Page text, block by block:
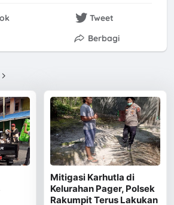
Tweet
Berbagi
Mitigasi Karhutla di
Kelurahan Pager, Polsek
Rakumpit Terus Lakukan